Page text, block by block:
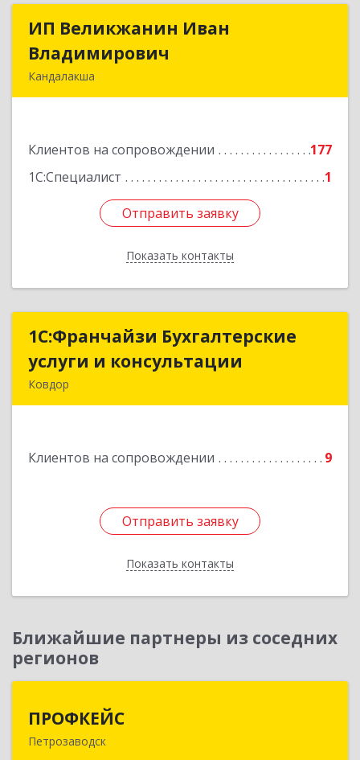
ИП Великжанин Иван
Владимирович
Кандалакша
Клиентов на сопровождении
177
1С:Специалист
1
Отправить заявку
Показать контакты
ИП Великжанин Иван
Подробнее
Отправить заявку
Назад
1С:Франчайзи Бухгалтерские
услуги и консультации
Ковдор
Клиентов на сопровождении 9
Отправить заявку
Показать контакты
1С:Франчайзи Бухгалтерские
услуги и консультации
Отправить заявку
Назад
Ближайшие партнеры из соседних
регионов
ПРОФКЕЙС
Петрозаводск
185035, Карелия Респ, Петрозаводск г, Красная